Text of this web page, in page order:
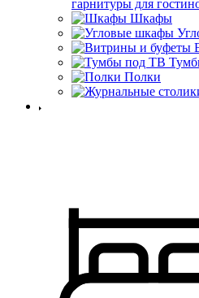
гарнитуры для
Шкафы
Полки